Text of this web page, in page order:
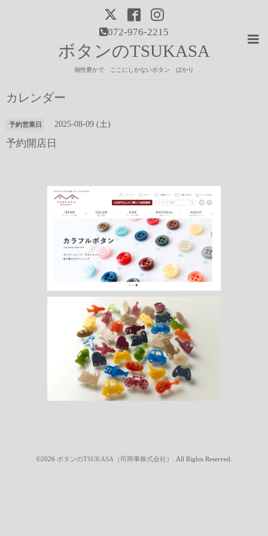
072-976-2215
ボタンのTSUKASA
個性豊かで ここにしかないボタン ばかり
カレンダー
予約営業日 2025-08-09 (土)
予約開店日
©2026 ボタンのTSUKASA（司商事株式会社） . All Rights Reserved.